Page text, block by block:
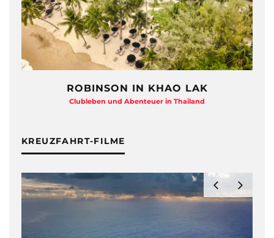
ROBINSON IN KHAO LAK
Clubleben und Abenteuer in Thailand
KREUZFAHRT-FILME